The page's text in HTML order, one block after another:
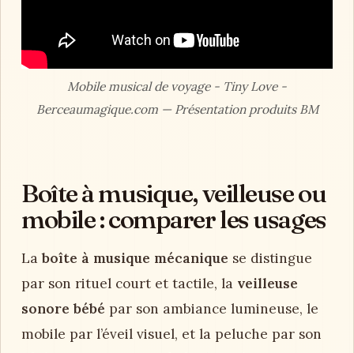
Mobile musical de voyage - Tiny Love -
Berceaumagique.com — Présentation produits BM
Boîte à musique, veilleuse ou
mobile : comparer les usages
Laboîte à musique mécanique se distingue
par son rituel court et tactile, la veilleuse
sonore bébé par son ambiance lumineuse, le
mobile par l’éveil visuel, et la peluche par son